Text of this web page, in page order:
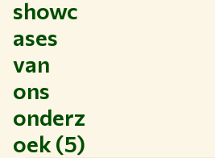
showc
ases
van
ons
onderz
oek (5)